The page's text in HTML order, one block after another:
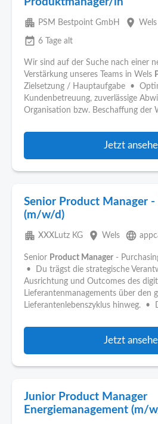
apartment PSM Bestpoint GmbH place Wels
event_available 6 Tage alt
Wir sind auf der Suche nach einer
Verstärkung unseres Teams in Wels
Zielsetzung / Hauptaufgabe •
Kundenbetreuung, zuverlässige
Organisation bzw. Beschaffung der
Jetzt
Senior Product Manager -
(m/w/d)
apartment XXXLutz KG place Wels language
Senior Product Manager -
• Du trägst die strategische
Ausrichtung und Outcomes des
Lieferantenmanagements über den
Lieferantenlebenszyklus hinweg. •
Jetzt
Junior Product Manager
Energiemanagement (m/